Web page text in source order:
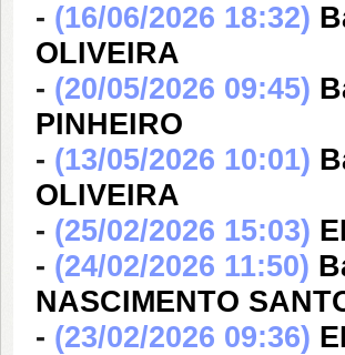
- (16/06/2026 18:32)
OLIVEIRA
- (20/05/2026 09:45)
PINHEIRO
- (13/05/2026 10:01)
OLIVEIRA
- (25/02/2026 15:03)
- (24/02/2026 11:50)
NASCIMENTO
- (23/02/2026 09:36)